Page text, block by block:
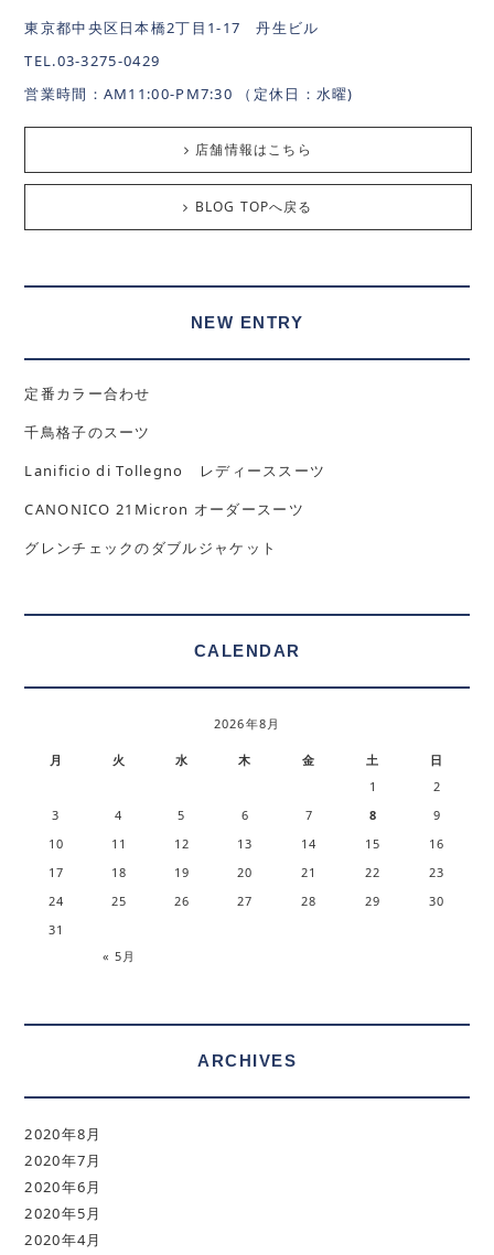
東京都中央区日本橋2丁目1-17 丹生ビル
TEL.03-3275-0429
営業時間：AM11:00-PM7:30 （定休日：水曜)
店舗情報はこちら
BLOG TOPへ戻る
NEW ENTRY
定番カラー合わせ
千鳥格子のスーツ
Lanificio di Tollegno レディーススーツ
CANONICO 21Micron オーダースーツ
グレンチェックのダブルジャケット
CALENDAR
2026年8月
月 火 水 木 金 土 日
« 5月
1
2
3
4 5 6 7 8
9
10
11 12 13 14 15
16
17
18 19 20 21 22
23
24
25 26 27 28 29
30
31
ARCHIVES
2020年8月
2020年7月
2020年6月
2020年5月
2020年4月